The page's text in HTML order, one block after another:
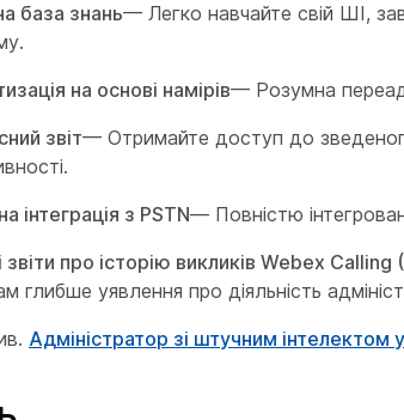
база знань— Легко навчайте свій ШІ,
на основі намірів— Розумна
звіт— Отримайте доступ до
інтеграція з PSTN— Повністю
звіти про історію викликів Webex Calling
глибше уявлення про діяльність
Адміністратор зі штучним інтелектом